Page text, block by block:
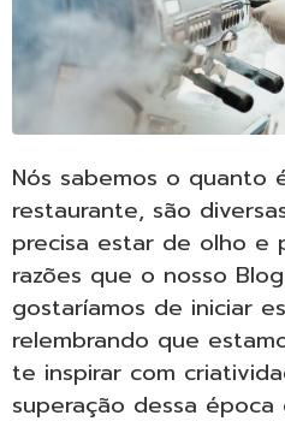
Nós sabemos o quanto
restaurante, são
precisa estar de olho e
razões que o nosso
gostaríamos de iniciar
relembrando que
te inspirar com
superação dessa